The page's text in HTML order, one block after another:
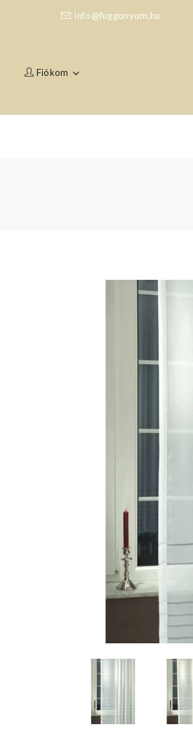
info@fuggonyom.hu
Fiókom